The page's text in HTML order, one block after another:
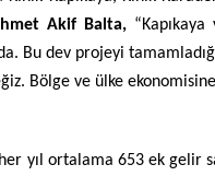
Akif Balta,“Kapıkaya
Bu dev projeyi
Bölge ve ülke ekonomisine
yıl ortalama 653 ek gelir